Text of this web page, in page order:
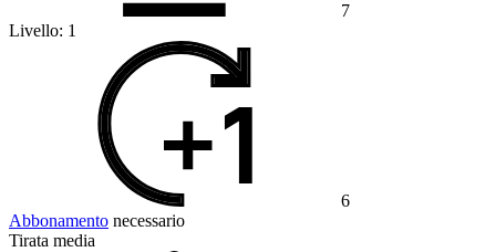
7
Livello: 1
6
Abbonamento necessario
Tirata media